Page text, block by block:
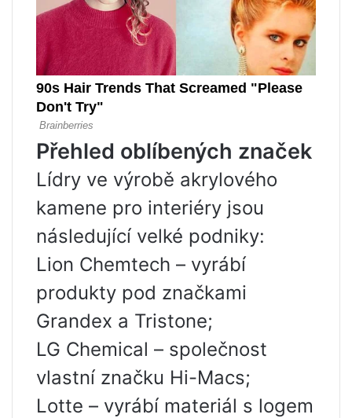
Přehled oblíbených značek
Lídry ve výrobě akrylového
kamene pro interiéry jsou
následující velké podniky:
Lion Chemtech – vyrábí
produkty pod značkami
Grandex a Tristone;
LG Chemical – společnost
vlastní značku Hi-Macs;
Lotte – vyrábí materiál s logem